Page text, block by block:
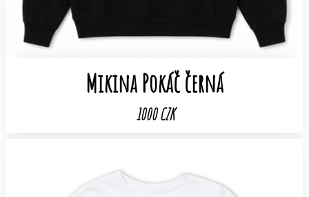
Mikina Pokáč černá
1000 CZK